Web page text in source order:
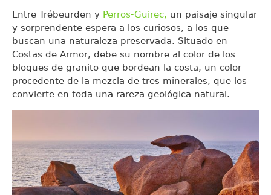
Entre Trébeurden y Perros-Guirec, un paisaje singular
y sorprendente espera a los curiosos, a los que
buscan una naturaleza preservada. Situado en
Costas de Armor, debe su nombre al color de los
bloques de granito que bordean la costa, un color
procedente de la mezcla de tres minerales, que los
convierte en toda una rareza geológica natural.